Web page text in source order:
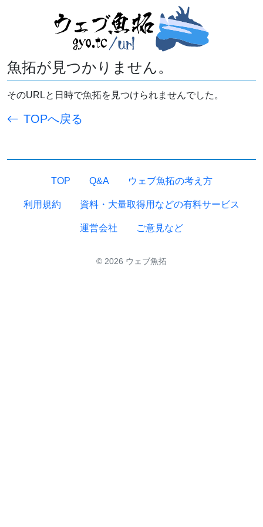
魚拓が見つかりません。
そのURLと日時で魚拓を見つけられませんでした。
TOPへ戻る
TOP Q&A ウェブ魚拓の考え方
利用規約 資料・大量取得用などの有料サービス
運営会社 ご意見など
© 2026 ウェブ魚拓